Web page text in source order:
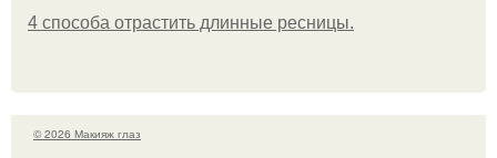
4 способа отрастить длинные ресницы.
© 2026 Макияж глаз